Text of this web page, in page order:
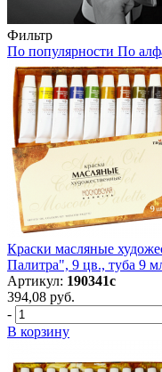
Фильтр
По популярности По
Краски масляные
Палитра", 9 цв., туба 9
Артикул: 190341с
394,08 руб.
-
В корзину